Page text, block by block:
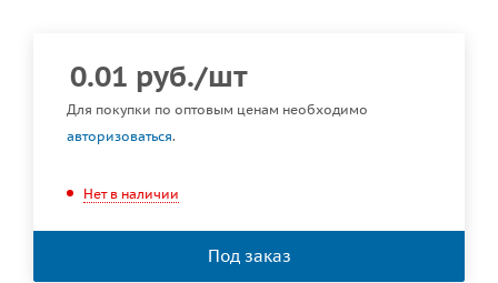
0.01 руб./шт
Для покупки по оптовым ценам необходимо
авторизоваться.
Нет в наличии
Под заказ